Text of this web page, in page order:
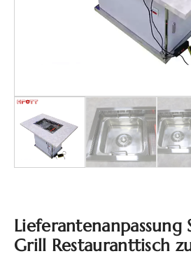
Lieferantenanpassung
Grill Restauranttisch